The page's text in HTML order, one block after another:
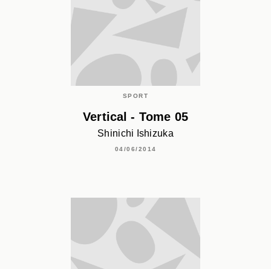
SPORT
Vertical - Tome 05
Shinichi Ishizuka
04/06/2014